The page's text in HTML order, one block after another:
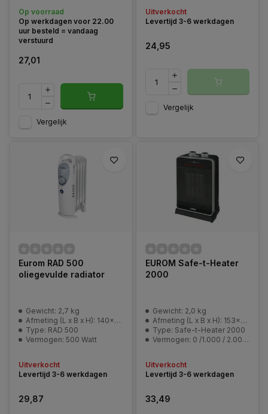
Op voorraad
Op werkdagen voor 22.00
uur besteld = vandaag
verstuurd
27,01
Vergelijk
Uitverkocht
Levertijd 3-6 werkdagen
24,95
Vergelijk
Eurom RAD 500
oliegevulde radiator
Gewicht: 2,7 kg
Afmeting (L x B x H): 140x260x380 mm
Type: RAD 500
Vermogen: 500 Watt
Uitverkocht
Levertijd 3-6 werkdagen
29,87
EUROM Safe-t-Heater
2000
Gewicht: 2,0 kg
Afmeting (L x B x H): 153x193x315 mm
Type: Safe-t-Heater 2000
Vermogen: 0 /1.000 / 2.000 Watt
Uitverkocht
Levertijd 3-6 werkdagen
33,49